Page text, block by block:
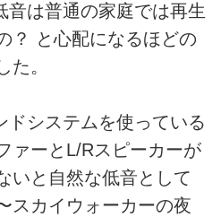
音は普通の家庭では再生
？ と心配になるほどの
た。
システムを使っている
ァーとL/Rスピーカーが
いと自然な低音として
スカイウォーカーの夜